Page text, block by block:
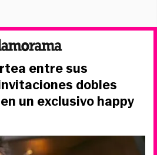
entre sus
dobles
un exclusivo happy